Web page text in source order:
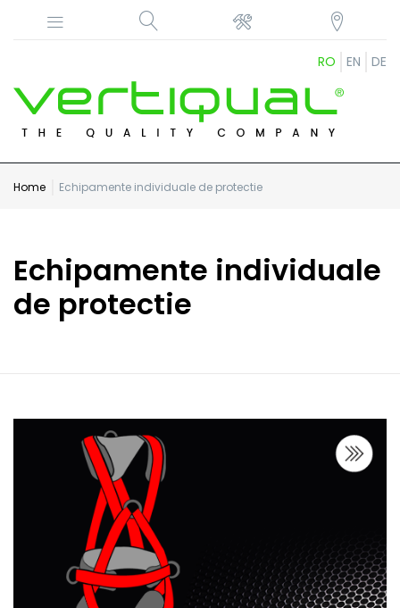
RO EN DE
Home Echipamente individuale de protectie
Echipamente individuale
de protectie